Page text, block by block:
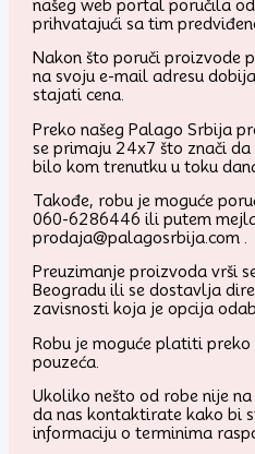
našeg web portal poručila
prihvatajući sa tim
Nakon što poruči proizvode
na svoju e-mail adresu
stajati cena.
Preko našeg Palago Srbija
se primaju 24x7 što znači
bilo kom trenutku u toku
Takođe, robu je moguće
060-6286446 ili putem
prodaja@palagosrbija.com .
Preuzimanje proizvoda vrši
Beogradu ili se dostavlja
zavisnosti koja je opcija
Robu je moguće platiti
pouzeća.
Ukoliko nešto od robe nije
da nas kontaktirate kako bi
informaciju o terminima